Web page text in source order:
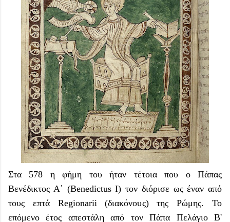
Στα 578 η φήμη του ήταν τέτοια που ο Πάπας
Βενέδικτος Α΄ (Benedictus I) τον διόρισε ως έναν από
τους επτά Regionarii (διακόνους) της Ρώμης. Το
επόμενο έτος απεστάλη από τον Πάπα Πελάγιο Β'